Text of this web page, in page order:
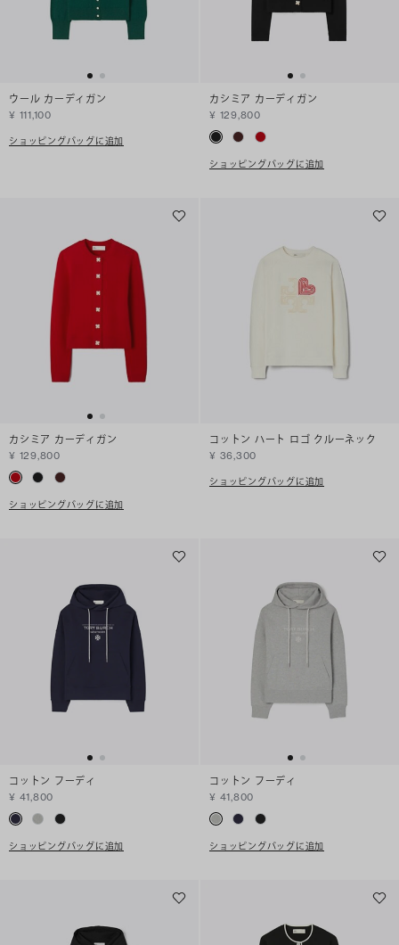
ウール カーディガン
¥ 111,100
ショッピングバッグに追加
カシミア カーディガン
¥ 129,800
ショッピングバッグに追加
カシミア カーディガン
¥ 129,800
ショッピングバッグに追加
コットン ハート ロゴ クルーネック
¥ 36,300
ショッピングバッグに追加
コットン フーディ
¥ 41,800
ショッピングバッグに追加
コットン フーディ
¥ 41,800
ショッピングバッグに追加